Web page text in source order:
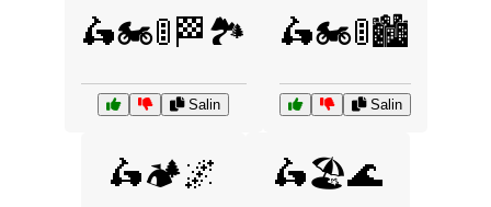
🛵🏍️🚦🏁🏞️
Salin
🛵🏍️🚦🏙️
Salin
🛵🏕️🌌 🛵🏖️🌊